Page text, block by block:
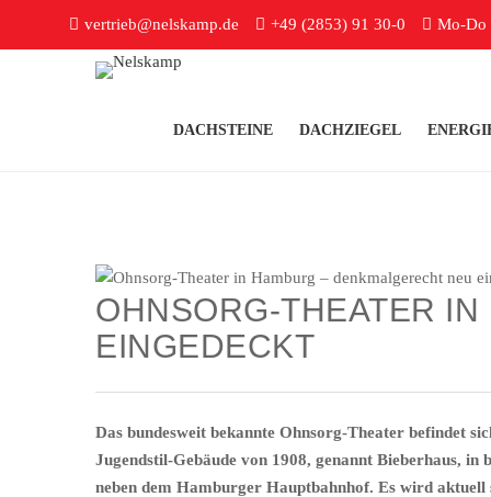
vertrieb@nelskamp.de +49 (2853) 91 30-0 Mo-Do
DACHSTEINE DACHZIEGEL
OHNSORG-THEATER
EINGEDECKT
Das bundesweit bekannte Ohnsorg-Theater befindet
Jugendstil-Gebäude von 1908, genannt Bieberhaus, in
neben dem Hamburger Hauptbahnhof. Es wird